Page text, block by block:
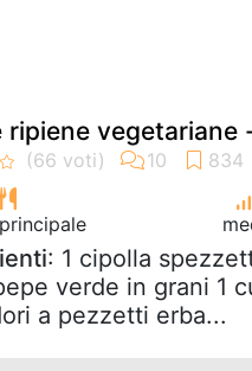
ripiene vegetariane
: 1 cipolla
verde in grani 1
a pezzetti erba...